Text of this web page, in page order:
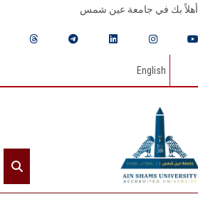
أهلاً بك في جامعة عين شمس
English